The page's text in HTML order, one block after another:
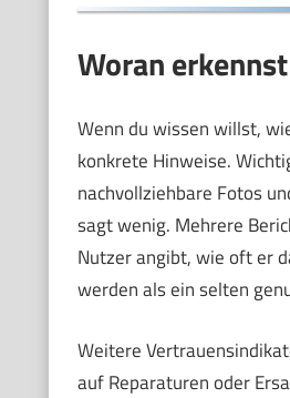
Woran
Wenn du wissen willst,
konkrete Hinweise.
nachvollziehbare Fotos
sagt wenig. Mehrere
Nutzer angibt, wie oft er
werden als ein selten
Weitere
auf Reparaturen oder